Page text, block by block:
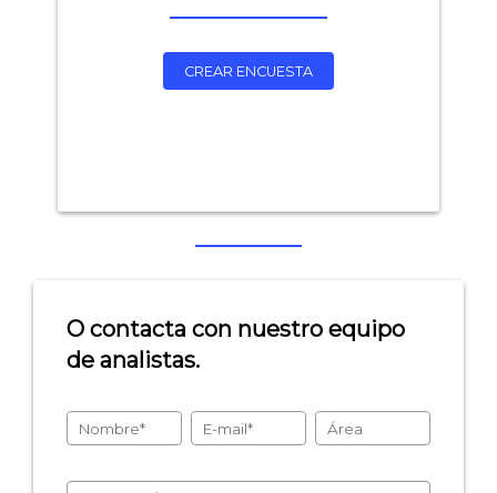
CREAR ENCUESTA
O contacta con nuestro equipo
de analistas.